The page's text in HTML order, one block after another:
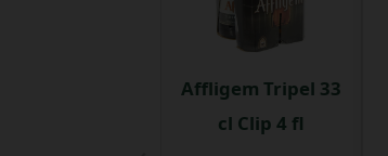
Affligem Tripel 33
cl Clip 4 fl